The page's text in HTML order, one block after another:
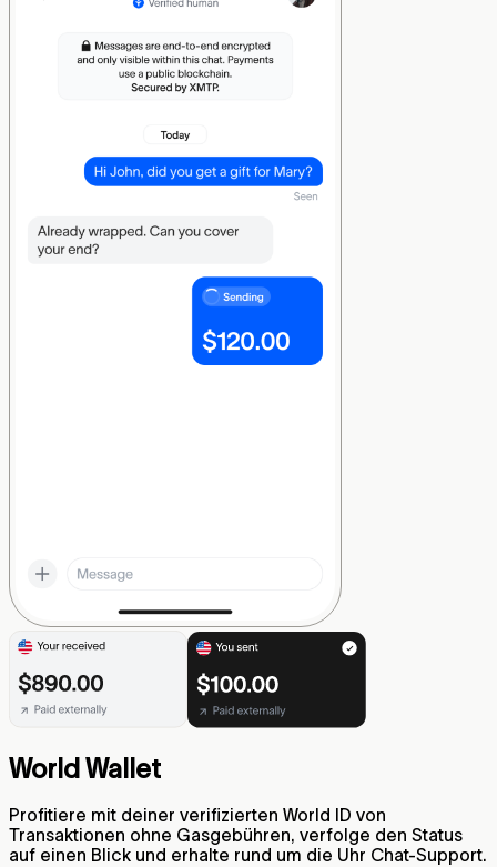
World Wallet
Profitiere mit deiner verifizierten World ID von
Transaktionen ohne Gasgebühren, verfolge den Status
auf einen Blick und erhalte rund um die Uhr Chat-Support.